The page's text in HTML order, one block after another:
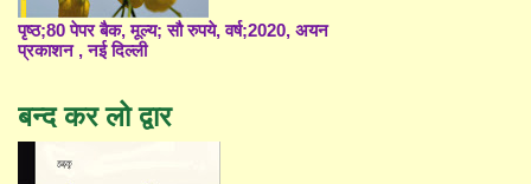
पृष्ठ;80 पेपर बैक, मूल्य; सौ रुपये, वर्ष;2020, अयन
प्रकाशन , नई दिल्ली
बन्द कर लो द्वार